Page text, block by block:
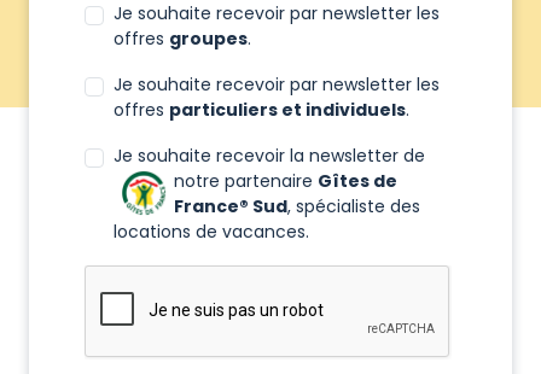
Je souhaite recevoir par newsletter les
offres groupes.
Je souhaite recevoir par newsletter les
offres particuliers et individuels.
Je souhaite recevoir la newsletter de
notre partenaire Gîtes de
France® Sud, spécialiste des
locations de vacances.